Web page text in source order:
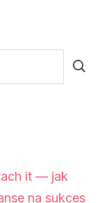
it — jak
na sukces